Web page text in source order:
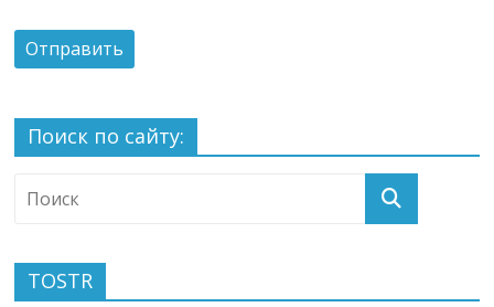
Поиск по сайту:
TOSTR